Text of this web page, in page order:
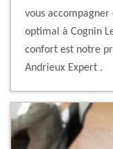
vous
optimal à Cognin
confort est notre
Andrieux Expert .